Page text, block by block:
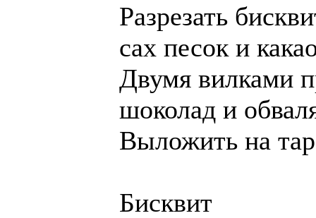
Разрезать
сах песок и
Двумя вилками
шоколад и
Выложить на
Бисквит